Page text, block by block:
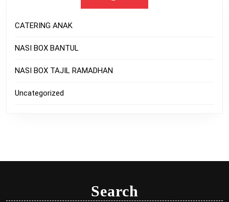
CATERING ANAK
NASI BOX BANTUL
NASI BOX TAJIL RAMADHAN
Uncategorized
Search